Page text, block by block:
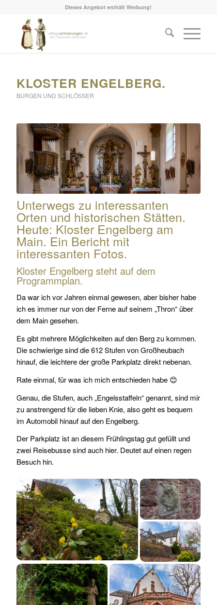
Dieses Angebot enthält Werbung!
KLOSTER ENGELBERG.
BURGEN UND SCHLÖSSER
Unterwegs zu interessanten
Orten und historischen Stätten.
Heute: Kloster Engelberg am
Main. Ein Bericht mit
interessanten Fotos.
Kloster Engelberg steht auf dem
Programmplan.
Da war ich vor Jahren einmal gewesen, aber bisher habe
ich es immer nur von der Ferne auf seinem „Thron“ über
dem Main gesehen.
Es gibt mehrere Möglichkeiten auf den Berg zu kommen.
Die schwierige sind die 612 Stufen von Großheubach
hinauf, die leichtere der große Parkplatz direkt nebenan.
Rate einmal, für was ich mich entschieden habe 😊
Genau, die Stufen, auch „Engelsstaffeln“ genannt, sind mir
zu anstrengend für die lieben Knie, also geht es bequem
im Automobil hinauf auf den Engelberg.
Der Parkplatz ist an diesem Frühlingstag gut gefüllt und
zwei Reisebusse sind auch hier. Deutet auf einen regen
Besuch hin.